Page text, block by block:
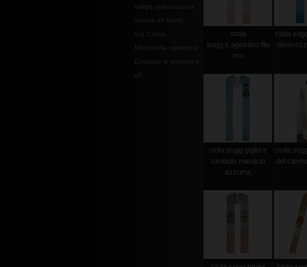
valige celebrazione
Mattonella ceramica
Essenze e profumi e
stola
sogg.s.agostino filo
oro
stola
stola sogg.giglio e
simbolo mariano
azzurra
stola
del